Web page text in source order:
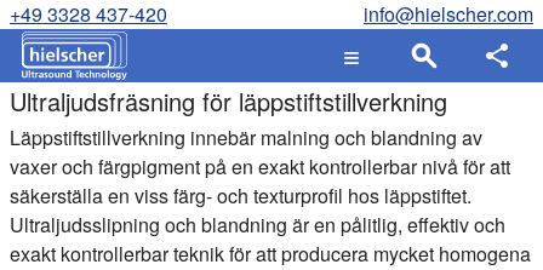
+49 3328 437-420 info@hielscher.com
Ultraljudsfräsning för läppstiftstillverkning
Läppstiftstillverkning innebär malning och blandning av
vaxer och färgpigment på en exakt kontrollerbar nivå för att
säkerställa en viss färg- och texturprofil hos läppstiftet.
Ultraljudsslipning och blandning är en pålitlig, effektiv och
exakt kontrollerbar teknik för att producera mycket homogena